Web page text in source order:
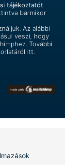
tájékoztatót
bármikor
Az alábbi
veszi, hogy
További
itt.